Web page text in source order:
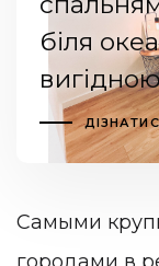
біля
Самыми